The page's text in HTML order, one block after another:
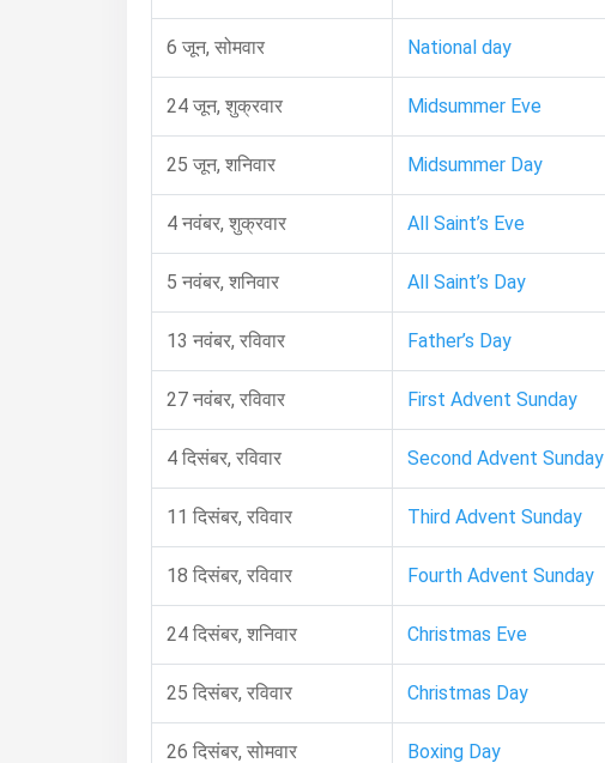
6 जून, सोमवार National day
24 जून, शुक्रवार Midsummer Eve
25 जून, शनिवार Midsummer Day
4 नवंबर, शुक्रवार All Saint’s Eve
5 नवंबर, शनिवार All Saint’s Day
13 नवंबर, रविवार Father’s Day
27 नवंबर, रविवार First Advent Sunday
4 दिसंबर, रविवार Second Advent Sunday
11 दिसंबर, रविवार Third Advent Sunday
18 दिसंबर, रविवार Fourth Advent Sunday
24 दिसंबर, शनिवार Christmas Eve
25 दिसंबर, रविवार Christmas Day
26 दिसंबर, सोमवार Boxing Day